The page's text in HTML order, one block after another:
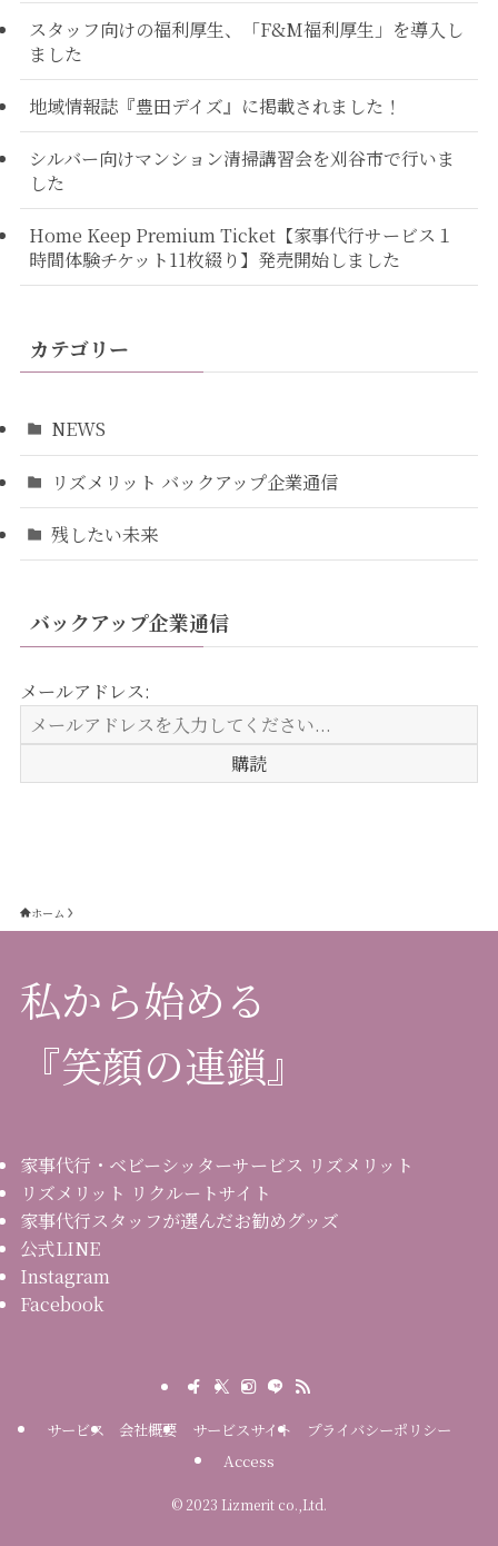
スタッフ向けの福利厚生、「F&M福利厚生」を導入し
ました
地域情報誌『豊田デイズ』に掲載されました！
シルバー向けマンション清掃講習会を刈谷市で行いま
した
Home Keep Premium Ticket【家事代行サービス１
時間体験チケット11枚綴り】発売開始しました
カテゴリー
NEWS
リズメリット バックアップ企業通信
残したい未来
バックアップ企業通信
メールアドレス:
ホーム
私から始める
『笑顔の連鎖』
家事代行・ベビーシッターサービス リズメリット
リズメリット リクルートサイト
家事代行スタッフが選んだお勧めグッズ
公式LINE
Instagram
Facebook
サービス 会社概要 サービスサイト
プライバシーポリシー
Access
© 2023 Lizmerit co.,Ltd.